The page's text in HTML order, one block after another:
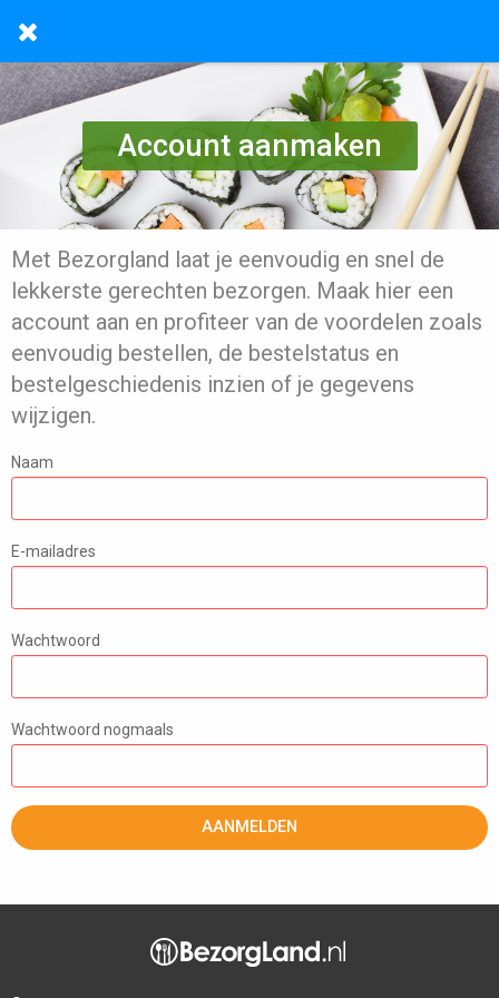
Account aanmaken
Met Bezorgland laat je eenvoudig en snel de
lekkerste gerechten bezorgen. Maak hier een
account aan en profiteer van de voordelen zoals
eenvoudig bestellen, de bestelstatus en
bestelgeschiedenis inzien of je gegevens
wijzigen.
Naam
E-mailadres
Wachtwoord
Wachtwoord nogmaals
AANMELDEN